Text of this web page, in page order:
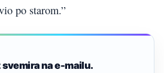
po starom.”
na e-mailu.